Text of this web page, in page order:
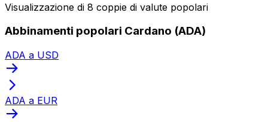
Visualizzazione di 8 coppie di valute popolari
Abbinamenti popolari Cardano (ADA)
ADA a USD
ADA a EUR